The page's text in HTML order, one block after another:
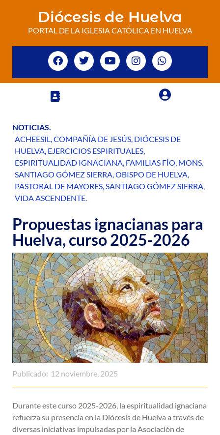
Diócesis de Huelva
PORTAL DE LA IGLESIA CATÓLICA EN HUELVA
NOTICIAS.
ACHEESIL,COMPAÑÍA DE JESÚS, DIÓCESIS DE
HUELVA, EJERCICIOS ESPIRITUALES,
ESPIRITUALIDAD IGNACIANA, FAMILIAS FÍO, MONS.
SANTIAGO GÓMEZ SIERRA,OBISPO DE HUELVA,
PASTORAL DE MAYORES,SANTIAGO GÓMEZ SIERRA,
VIDA ASCENDENTE.
Propuestas ignacianas para
Huelva, curso 2025-2026
Publicado: 12 noviembre, 2025
Durante este curso 2025-2026, la espiritualidad ignaciana
refuerza su presencia en la Diócesis de Huelva a través de
diversas iniciativas impulsadas por la Asociación de